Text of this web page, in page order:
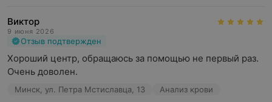
Виктор
9 июня 2026
Отзыв подтвержден
Хороший центр, обращаюсь за помощью не первый раз.
Очень доволен.
Минск, ул. Петра Мстиславца, 13 Анализ крови